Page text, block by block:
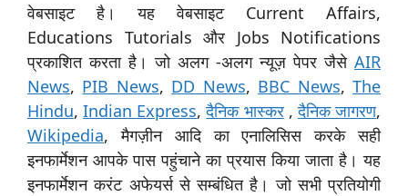
वेबसाइट है। यह वेबसाइट Current Affairs,
Educations Tutorials और Jobs Notifications
प्रकाशित करता है। जो अलग -अलग न्यूज़ पेपर जैसे AIR
News, PIB News, DD News, BBC News,The
Hindu,Indian Express,दैनिक भास्कर,दैनिक जागरण,
Wikipedia, मैगज़ीन आदि का एनालिसिस करके सही
इनफार्मेशन आपके पास पहुंचाने का प्रयास किया जाता है। यह
इनफार्मेशन करंट अफेयर्स से सम्बंधित है। जो सभी प्रतियोगी